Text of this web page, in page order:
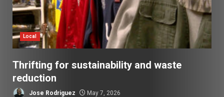
Local
Thrifting for sustainability and waste
reduction
Jose Rodriguez May 7, 2026